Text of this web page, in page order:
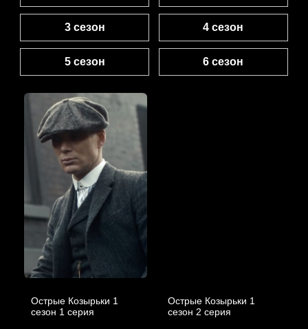
3 сезон 4 сезон
5 сезон 6 сезон
Острые Козырьки 1
cезон 1 cерия
Острые Козырьки 1
cезон 2 cерия